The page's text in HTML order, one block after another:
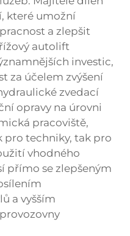
které umožní
a zlepšit
autolift
investic,
za účelem zvýšení
zvedací
opravy na úrovni
pracoviště,
pro techniky, tak pro
vhodného
přímo se zlepšeným
a vyšším